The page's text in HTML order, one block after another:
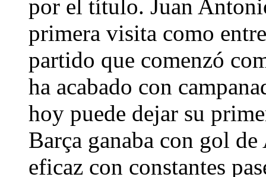
por el título. Juan
primera visita como
partido que comenzó
ha acabado con
hoy puede dejar su
Barça ganaba con gol
eficaz con constantes